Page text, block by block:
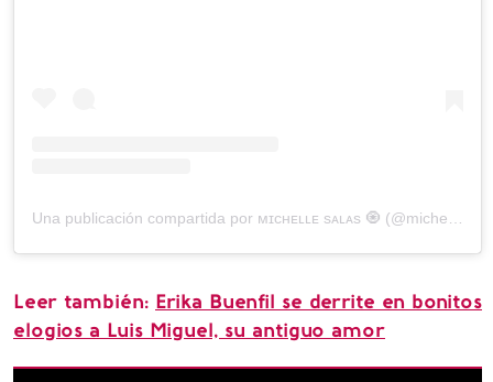
Una publicación compartida por ᴍɪᴄʜᴇʟʟᴇ sᴀʟᴀs 🧿 (@michellesalasb)
Leer también: Erika Buenfil se derrite en bonitos
elogios a Luis Miguel, su antiguo amor